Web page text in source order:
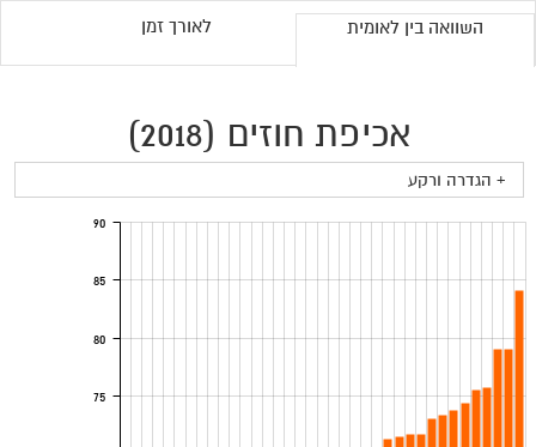
השוואה בין לאומית לאורך זמן
אכיפת חוזים (2018)
+ הגדרה ורקע
75
80
85
90